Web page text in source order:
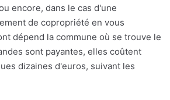
encore, dans le cas d'une
de copropriété en vous
dépend la commune où se trouve le
sont payantes, elles coûtent
dizaines d'euros, suivant les